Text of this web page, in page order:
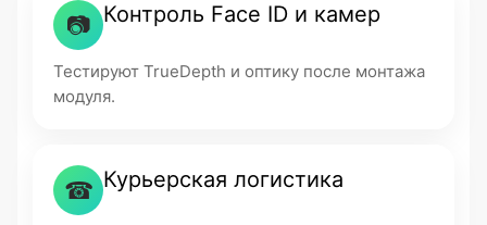
📷 Контроль Face ID и камер
Тестируют TrueDepth и оптику после монтажа
модуля.
☎ Курьерская логистика